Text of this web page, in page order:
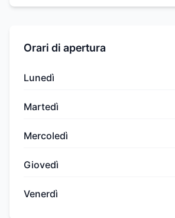
Orari di apertura
Lunedì
Martedì
Mercoledì
Giovedì
Venerdì